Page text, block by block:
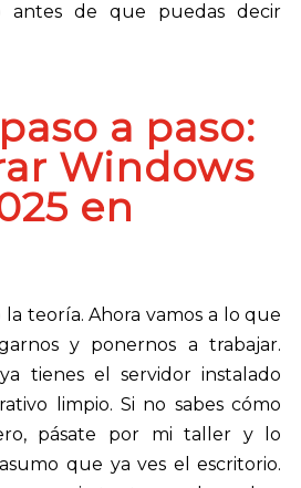
antes de que puedas decir
a paso:
Windows
en
la teoría. Ahora vamos a lo que
y ponernos a trabajar.
tienes el servidor instalado
limpio. Si no sabes cómo
pásate por mi taller y lo
que ya ves el escritorio.